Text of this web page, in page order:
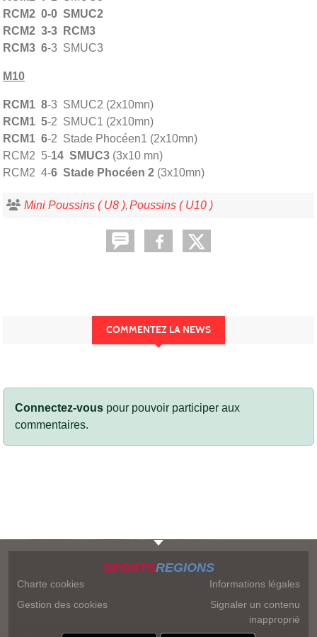
RCM2 0-0 SMUC2
RCM2 3-3 RCM3
RCM3 6-3 SMUC3
M10
RCM1 8-3 SMUC2 (2x10mn)
RCM1 5-2 SMUC1 (2x10mn)
RCM1 6-2 Stade Phocéen1 (2x10mn)
RCM2 5-14 SMUC3 (3x10 mn)
RCM2 4-6 Stade Phocéen 2 (3x10mn)
Mini Poussins ( U8 ) Poussins ( U10 )
COMMENTEZ LA NEWS
Connectez-vous pour pouvoir participer aux
commentaires.
SPORTSREGIONS
Charte cookies
Gestion des cookies
Informations légales
Signaler un contenu
inapproprié